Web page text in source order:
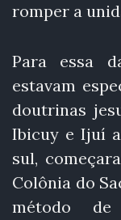
romper a
Para essa
estavam
doutrinas
Ibicuy e Ijuí
sul,
Colônia do
método de